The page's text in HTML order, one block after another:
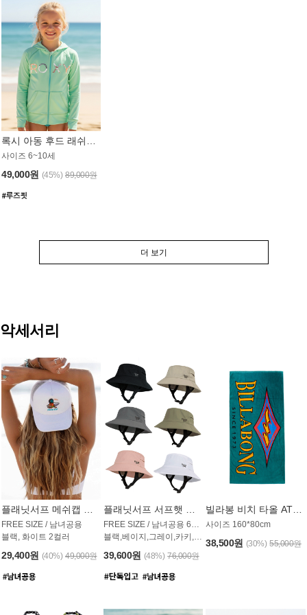
록시 아동 후드 래쉬가드 GT764MRX
사이즈 6~10세
49,000원 (45%) 89,000원
더 보기
악세서리
FREE SIZE / 남녀공용
블랙, 화이트 2컬러
29,400원 (40%) 49,000원
블랙,베이지,그레이,카키,핑크,화이트
39,600원 (48%) 76,000원
사이즈 160*80cm
38,500원 (30%) 55,000원